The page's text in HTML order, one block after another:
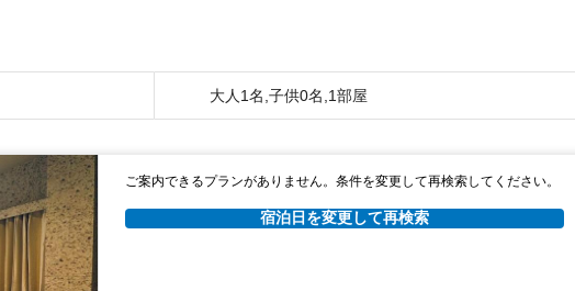
大人1名,子供0名,1部屋
ご案内できるプランがありません。条件を変更して再検索してください。
宿泊日を変更して再検索